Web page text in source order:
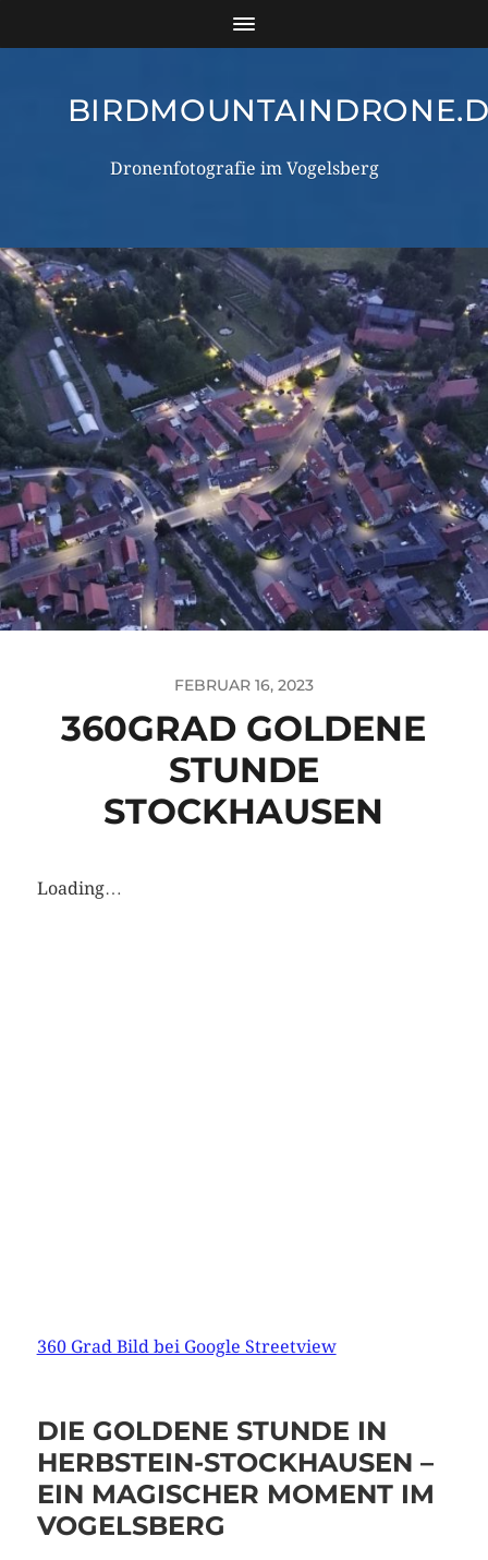
Dronenfotografie im Vogelsberg
FEBRUAR 16, 2023
360GRAD GOLDENE
STUNDE
STOCKHAUSEN
Loading…
360 Grad Bild bei Google Streetview
DIE GOLDENE STUNDE IN
HERBSTEIN-STOCKHAUSEN –
EIN MAGISCHER MOMENT IM
VOGELSBERG